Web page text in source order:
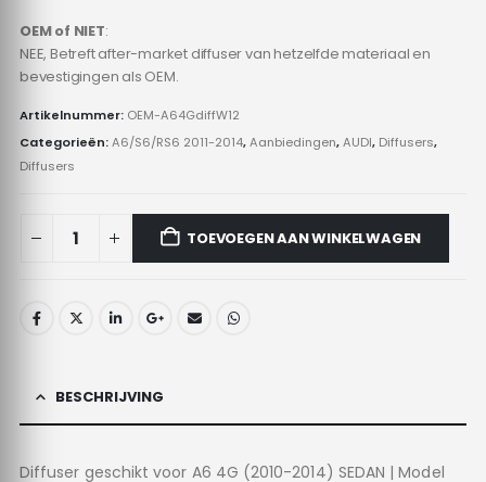
OEM of NIET:
NEE, Betreft after-market diffuser van hetzelfde materiaal en
bevestigingen als OEM.
Artikelnummer: OEM-A64GdiffW12
Categorieën:A6/S6/RS6 2011-2014,Aanbiedingen,AUDI, Diffusers,
Diffusers
TOEVOEGEN AAN WINKELWAGEN
BESCHRIJVING
Diffuser geschikt voor A6 4G (2010-2014) SEDAN | Model